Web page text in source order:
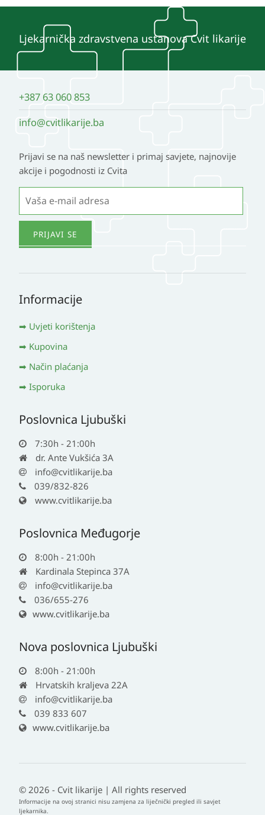
Ljekarnička zdravstvena ustanova Cvit likarije
+387 63 060 853
info@cvitlikarije.ba
Prijavi se na naš newsletter i primaj savjete, najnovije
akcije i pogodnosti iz Cvita
Informacije
Uvjeti korištenja
Kupovina
Način plaćanja
Isporuka
Poslovnica Ljubuški
7:30h - 21:00h
dr. Ante Vukšića 3A
info@cvitlikarije.ba
039/832-826
www.cvitlikarije.ba
Poslovnica Međugorje
8:00h - 21:00h
Kardinala Stepinca 37A
info@cvitlikarije.ba
036/655-276
www.cvitlikarije.ba
Nova poslovnica Ljubuški
8:00h - 21:00h
Hrvatskih kraljeva 22A
info@cvitlikarije.ba
039 833 607
www.cvitlikarije.ba
© 2026 - Cvit likarije | All rights reserved
Informacije na ovoj stranici nisu zamjena za liječnički pregled ili savjet
ljekarnika.